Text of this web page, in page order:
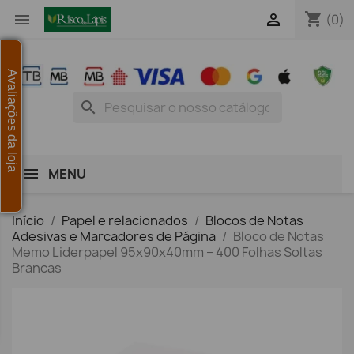
 shopping_cart (0)

search
MENU
Início Papel e relacionados
Blocos de Notas
Adesivas e Marcadores de Página
Bloco de Notas
Memo Liderpapel 95x90x40mm – 400 Folhas Soltas
Brancas
Avaliações da loja